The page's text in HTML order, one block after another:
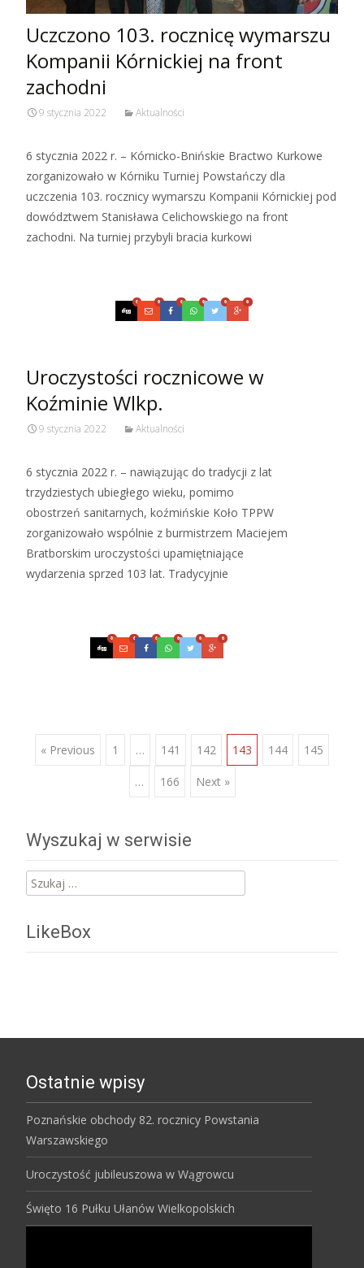
Uczczono 103. rocznicę wymarszu
Kompanii Kórnickiej na front
zachodni
9 stycznia 2022 Aktualności
6 stycznia 2022 r. – Kórnicko-Bnińskie Bractwo Kurkowe
zorganizowało w Kórniku Turniej Powstańczy dla
uczczenia 103. rocznicy wymarszu Kompanii Kórnickiej pod
dowództwem Stanisława Celichowskiego na front
zachodni. Na turniej przybyli bracia kurkowi
0 0 0 0 0 0
Uroczystości rocznicowe w
Koźminie Wlkp.
9 stycznia 2022 Aktualności
6 stycznia 2022 r. – nawiązując do tradycji z lat
trzydziestych ubiegłego wieku, pomimo
obostrzeń sanitarnych, koźmińskie Koło TPPW
zorganizowało wspólnie z burmistrzem Maciejem
Bratborskim uroczystości upamiętniające
wydarzenia sprzed 103 lat. Tradycyjnie
0 0 0 0 0 0
Posts
navigation
« Previous 1 … 141 142 143 144 145
… 166 Next »
Wyszukaj w serwisie
Szukaj:
LikeBox
Ostatnie wpisy
Poznańskie obchody 82. rocznicy Powstania
Warszawskiego
Uroczystość jubileuszowa w Wągrowcu
Święto 16 Pułku Ułanów Wielkopolskich